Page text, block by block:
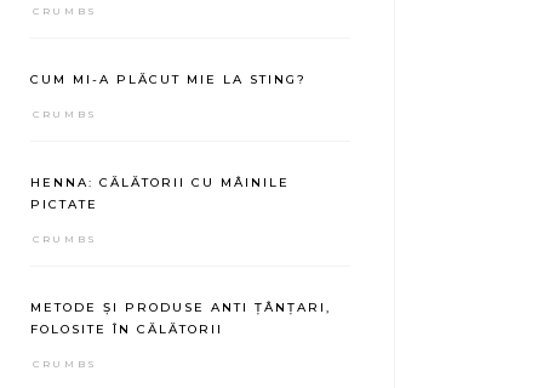
CRUMBS
CUM MI-A PLĂCUT MIE LA STING?
CRUMBS
HENNA: CĂLĂTORII CU MÂINILE
PICTATE
CRUMBS
METODE ȘI PRODUSE ANTI ȚÂNȚARI,
FOLOSITE ÎN CĂLĂTORII
CRUMBS